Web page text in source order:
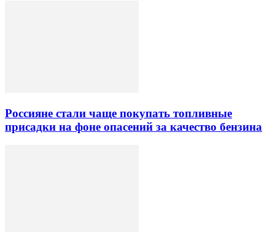
Россияне стали чаще покупать топливные
присадки на фоне опасений за качество бензина